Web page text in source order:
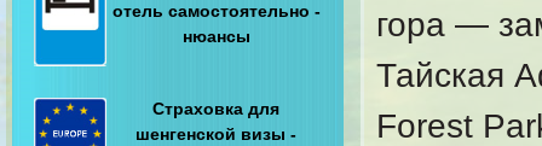
отель самостоятельно -
нюансы
Страховка для
шенгенской визы -
гора —
Тайская
Forest